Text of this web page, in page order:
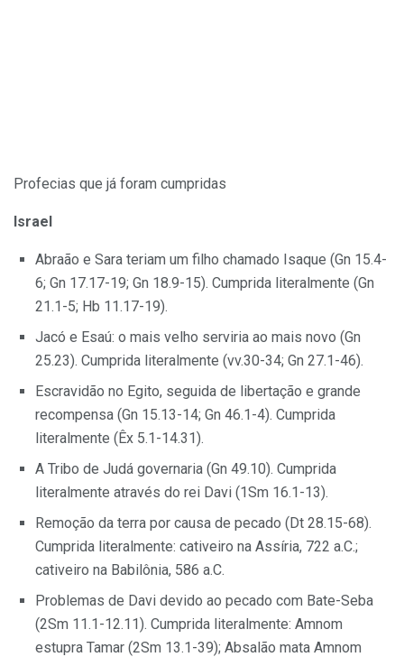
Profecias que já foram cumpridas
Israel
Abraão e Sara teriam um filho chamado Isaque (Gn 15.4-
6; Gn 17.17-19; Gn 18.9-15). Cumprida literalmente (Gn
21.1-5; Hb 11.17-19).
Jacó e Esaú: o mais velho serviria ao mais novo (Gn
25.23). Cumprida literalmente (vv.30-34; Gn 27.1-46).
Escravidão no Egito, seguida de libertação e grande
recompensa (Gn 15.13-14; Gn 46.1-4). Cumprida
literalmente (Êx 5.1-14.31).
A Tribo de Judá governaria (Gn 49.10). Cumprida
literalmente através do rei Davi (1Sm 16.1-13).
Remoção da terra por causa de pecado (Dt 28.15-68).
Cumprida literalmente: cativeiro na Assíria, 722 a.C.;
cativeiro na Babilônia, 586 a.C.
Problemas de Davi devido ao pecado com Bate-Seba
(2Sm 11.1-12.11). Cumprida literalmente: Amnom
estupra Tamar (2Sm 13.1-39); Absalão mata Amnom